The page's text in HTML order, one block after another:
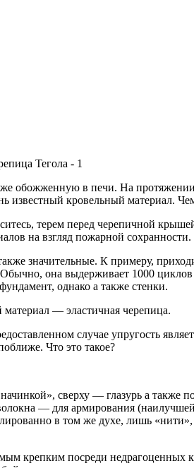
обожженную в печи. На
кровельный материал. Чем
терем перед черепичной
на взгляд пожарной сохранности.
значительные. К примеру,
она выдерживает 1000
однако а также стенки.
— эластичная черепица.
случае упругость
Что это такое?
сверху — глазурь а
— для армирования
в том же духе, лишь «нити»,
крепким посреди